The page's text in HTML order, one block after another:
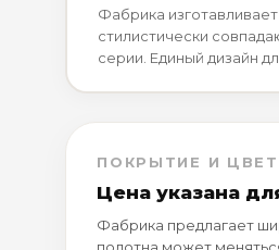
Фабрика
стилистически
серии. Единый дизайн
ПОКРЫТИЕ И ЦВЕТ
Цена указана
Фабрика предлагает